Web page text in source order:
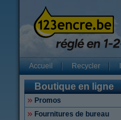
Accueil Recycler
Boutique en ligne
Promos
Fournitures de bureau